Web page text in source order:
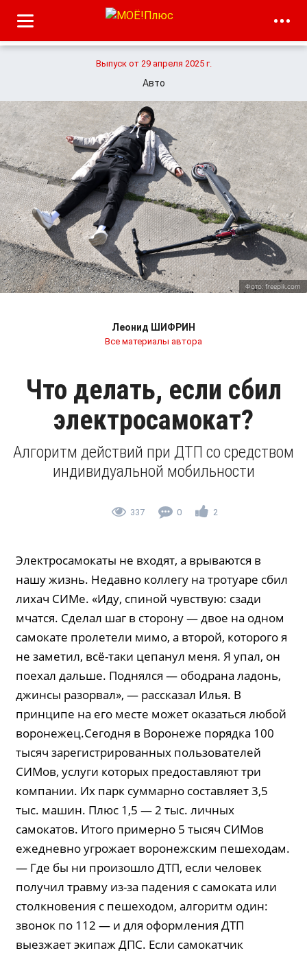
Выпуск от 29 апреля 2025 г.
Авто
Фото: freepik.com
Леонид ШИФРИН
Все материалы автора
Что делать, если сбил
электросамокат?
Алгоритм действий при ДТП со средством
индивидуальной мобильности
337 0 2
Электросамокаты не входят, а врываются в
нашу жизнь. Недавно коллегу на тротуаре сбил
лихач СИМе. «Иду, спиной чувствую: сзади
мчатся. Сделал шаг в сторону — двое на одном
самокате пролетели мимо, а второй, которого я
не заметил, всё-таки цепанул меня. Я упал, он
поехал дальше. Поднялся — ободрана ладонь,
джинсы разорвал», — рассказал Илья. В
принципе на его месте может оказаться любой
воронежец.Сегодня в Воронеже порядка 100
тысяч зарегистрированных пользователей
СИМов, услуги которых предоставляют три
компании. Их парк суммарно составляет 3,5
тыс. машин. Плюс 1,5 — 2 тыс. личных
самокатов. Итого примерно 5 тысяч СИМов
ежедневно угрожает воронежским пешеходам.
— Где бы ни произошло ДТП, если человек
получил травму из-за падения с самоката или
столкновения с пешеходом, алгоритм один:
звонок по 112 — и для оформления ДТП
выезжает экипаж ДПС. Если самокатчик